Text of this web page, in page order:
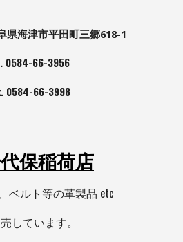
県海津市平田町三郷618-1
0584-66-3956
0584-66-3998
保稲荷店
ベルト等の革製品 etc
しています。